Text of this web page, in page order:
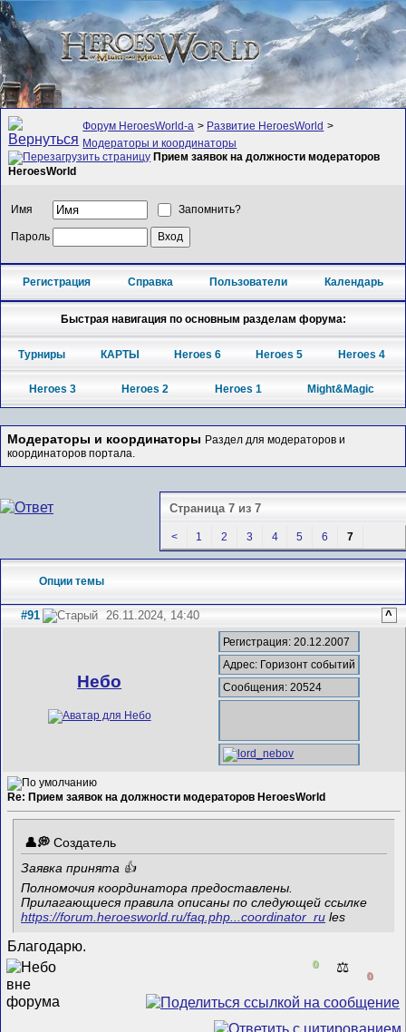
Форум HeroesWorld-а > Развитие HeroesWorld >
Модераторы и координаторы
Прием заявок на должности модераторов
HeroesWorld
Имя Запомнить?
Пароль
Регистрация Справка Пользователи Календарь
Быстрая навигация по основным разделам форума:
Турниры КАРТЫ Heroes 6 Heroes 5 Heroes 4
Heroes 3 Heroes 2 Heroes 1 Might&Magic
Модераторы и координаторы Раздел для модераторов и
координаторов портала.
Страница 7 из 7
< 1 2 3 4 5 6 7
Опции темы
#91 26.11.2024, 14:40 ^
Небо
Регистрация: 20.12.2007
Адрес: Горизонт событий
Сообщения: 20524
Re: Прием заявок на должности модераторов HeroesWorld
Создатель
Заявка принята 👍
Полномочия координатора предоставлены.
Прилагающиеся правила описаны по следующей ссылке
https://forum.heroesworld.ru/faq.php...coordinator_ru les
Благодарю.
0 ⚖️
0